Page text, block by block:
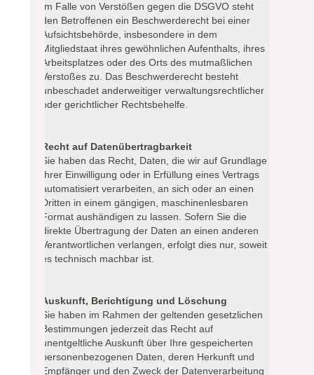
Im Falle von Verstößen gegen die DSGVO steht
den Betroffenen ein Beschwerderecht bei einer
Aufsichtsbehörde, insbesondere in dem
Mitgliedstaat ihres gewöhnlichen Aufenthalts, ihres
Arbeitsplatzes oder des Orts des mutmaßlichen
Verstoßes zu. Das Beschwerderecht besteht
unbeschadet anderweitiger verwaltungsrechtlicher
oder gerichtlicher Rechtsbehelfe.
Recht auf Datenübertragbarkeit
Sie haben das Recht, Daten, die wir auf Grundlage
Ihrer Einwilligung oder in Erfüllung eines Vertrags
automatisiert verarbeiten, an sich oder an einen
Dritten in einem gängigen, maschinenlesbaren
Format aushändigen zu lassen. Sofern Sie die
direkte Übertragung der Daten an einen anderen
Verantwortlichen verlangen, erfolgt dies nur, soweit
es technisch machbar ist.
Auskunft, Berichtigung und Löschung
Sie haben im Rahmen der geltenden gesetzlichen
Bestimmungen jederzeit das Recht auf
unentgeltliche Auskunft über Ihre gespeicherten
personenbezogenen Daten, deren Herkunft und
Empfänger und den Zweck der Datenverarbeitung